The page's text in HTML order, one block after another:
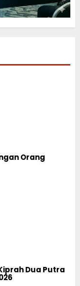
Orang
Dua Putra